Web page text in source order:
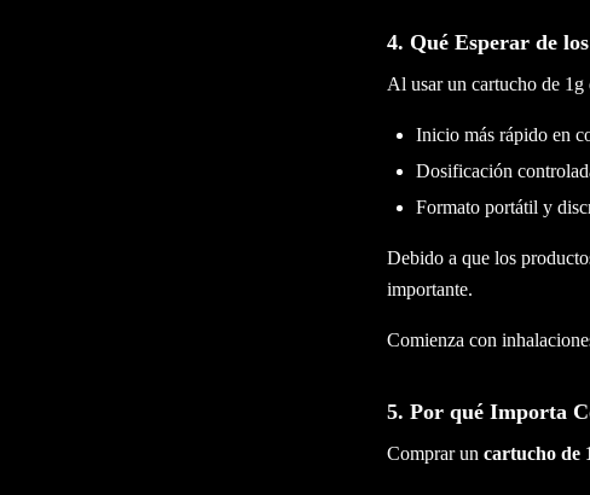
4. Qué Esperar de
Al usar un cartucho de 1g
Inicio más rápido en
Dosificación
Formato portátil y
Debido a que los
importante.
Comienza con
5. Por qué Importa
Comprar un cartucho de